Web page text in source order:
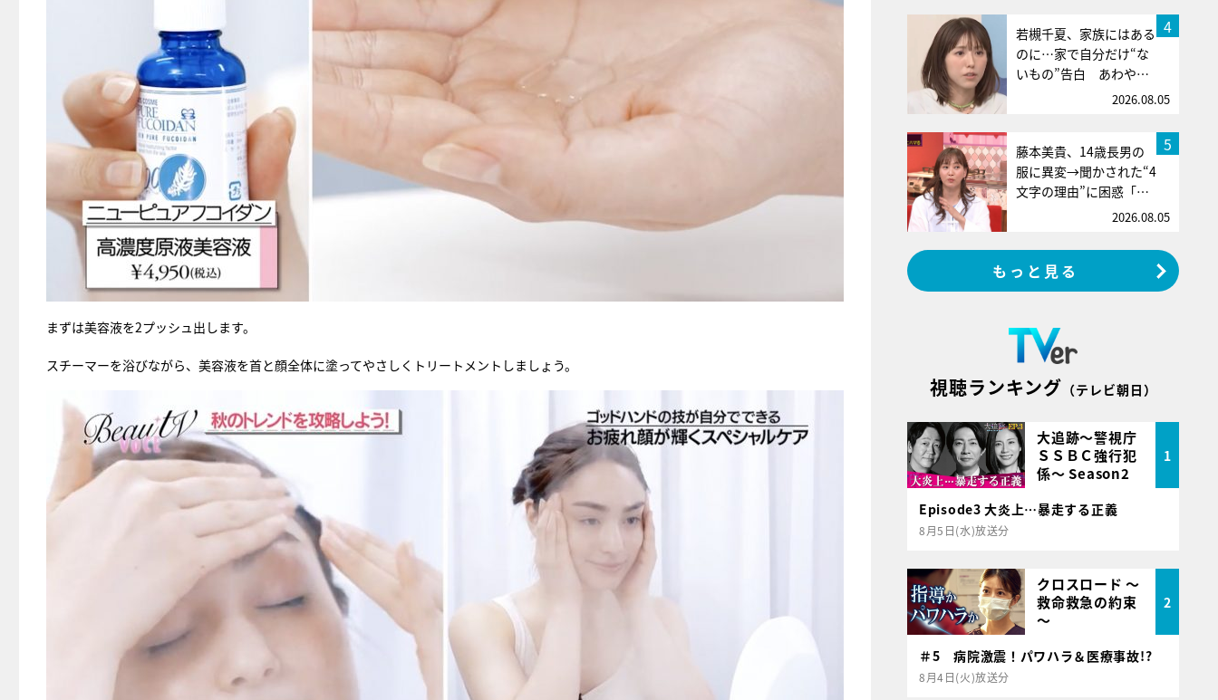
まずは美容液を2プッシュ出します。
スチーマーを浴びながら、美容液を首と顔全体に塗ってやさしくトリートメントしましょう。
4
若槻千夏、家族にはある
のに…家で自分だけ“な
いもの”告白 あわや…
2026.08.05
5
藤本美貴、14歳長男の
服に異変→聞かされた“4
文字の理由”に困惑「…
2026.08.05
もっと見る
視聴ランキング （テレビ朝日）
大追跡～警視庁
ＳＳＢＣ強行犯
係～ Season2
1
Episode3 大炎上…暴走する正義
8月5日(水)放送分
クロスロード ～
救命救急の約束
～
2
＃5 病院激震！パワハラ＆医療事故!?
8月4日(火)放送分